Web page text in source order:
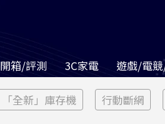
開箱/評測 3C家電 遊戲/電
「全新」庫存機 行動斷網